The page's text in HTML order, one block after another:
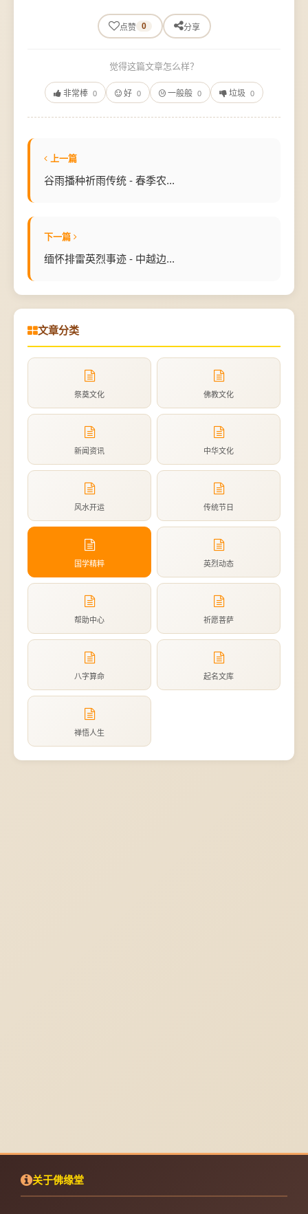
点赞 0 分享
觉得这篇文章怎么样？
非常棒 0 好 0 一般般 0 垃圾 0
上一篇
谷雨播种祈雨传统 - 春季农...
下一篇
缅怀排雷英烈事迹 - 中越边...
文章分类
祭奠文化 佛教文化
新闻资讯 中华文化
风水开运 传统节日
国学精粹 英烈动态
帮助中心 祈愿菩萨
八字算命 起名文库
禅悟人生
关于佛缘堂